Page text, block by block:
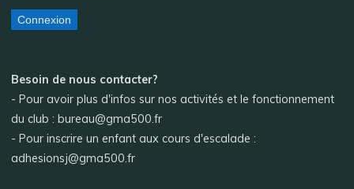
Connexion
Besoin de nous contacter?
- Pour avoir plus d'infos sur nos activités et le fonctionnement
du club : bureau@gma500.fr
- Pour inscrire un enfant aux cours d'escalade :
adhesionsj@gma500.fr